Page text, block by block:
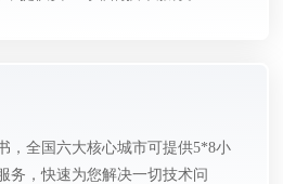
，全国六大核心城市可提供5*8小
务，快速为您解决一切技术问